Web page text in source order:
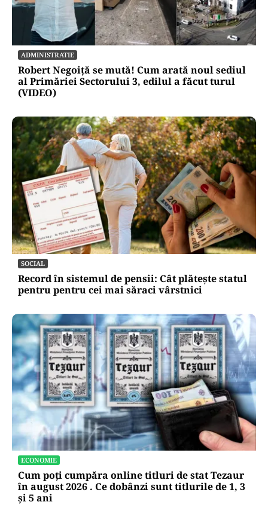
ADMINISTRATIE
Robert Negoiță se mută! Cum arată noul sediul
al Primăriei Sectorului 3, edilul a făcut turul
(VIDEO)
SOCIAL
Record în sistemul de pensii: Cât plătește statul
pentru pentru cei mai săraci vârstnici
ECONOMIE
Cum poți cumpăra online titluri de stat Tezaur
în august 2026 . Ce dobânzi sunt titlurile de 1, 3
și 5 ani